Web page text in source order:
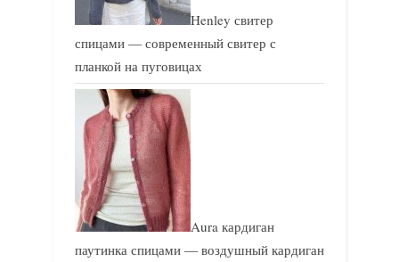
Henley свитер
спицами — современный свитер с
планкой на пуговицах
Aura кардиган
паутинка спицами — воздушный кардиган